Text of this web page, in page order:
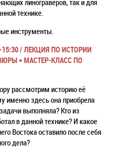
технике.
инструменты.
/ЛЕКЦИЯ ПО ИСТОРИИ
+ МАСТЕР-КЛАСС ПО
рассмотрим историю её
именно здесь она приобрела
выполняла? Кто из
в данной технике? И какое
Востока оставило после себя
дела?